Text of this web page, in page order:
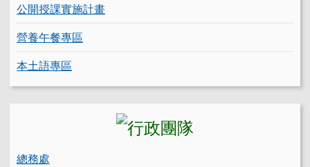
公開授課實施計畫
營養午餐專區
本土語專區
總務處